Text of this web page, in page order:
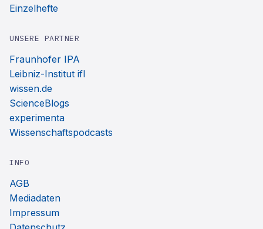
Einzelhefte
UNSERE PARTNER
Fraunhofer IPA
Leibniz-Institut ifl
wissen.de
ScienceBlogs
experimenta
Wissenschaftspodcasts
INFO
AGB
Mediadaten
Impressum